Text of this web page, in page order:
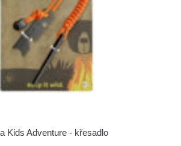
Kids Adventure - křesadlo